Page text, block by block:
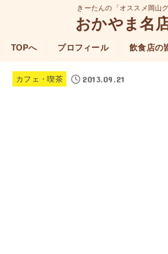
きーたんの「オススメ岡山
おかやま名
TOPへ プロフィール 飲食店の
カフェ・喫茶 2013.09.21